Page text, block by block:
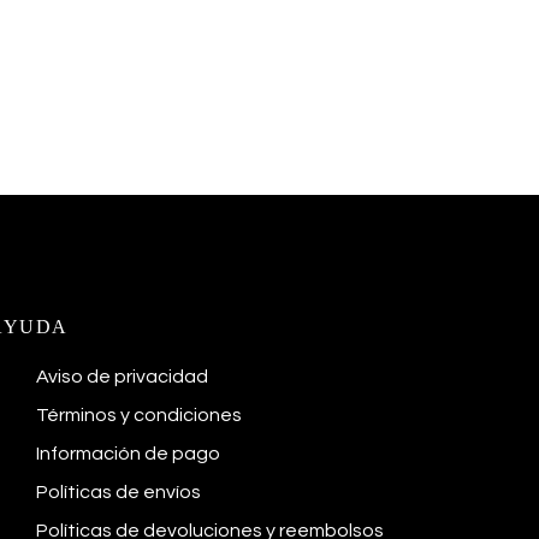
Aviso de privacidad
Términos y condiciones
Información de pago
Políticas de envíos
Políticas de devoluciones y reembolsos